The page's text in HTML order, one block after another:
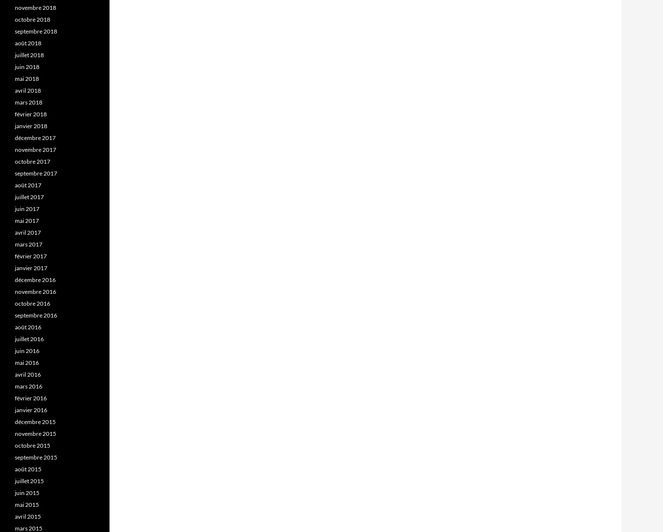
novembre 2018
octobre 2018
septembre 2018
août 2018
juillet 2018
juin 2018
mai 2018
avril 2018
mars 2018
février 2018
janvier 2018
décembre 2017
novembre 2017
octobre 2017
septembre 2017
août 2017
juillet 2017
juin 2017
mai 2017
avril 2017
mars 2017
février 2017
janvier 2017
décembre 2016
novembre 2016
octobre 2016
septembre 2016
août 2016
juillet 2016
juin 2016
mai 2016
avril 2016
mars 2016
février 2016
janvier 2016
décembre 2015
novembre 2015
octobre 2015
septembre 2015
août 2015
juillet 2015
juin 2015
mai 2015
avril 2015
mars 2015